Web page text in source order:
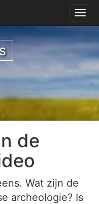
de
Wat zijn de
archeologie? Is